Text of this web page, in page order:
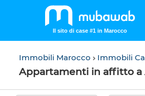
Il sito di case #1 in Marocco
Immobili Marocco Immobili
Appartamenti in affitto a